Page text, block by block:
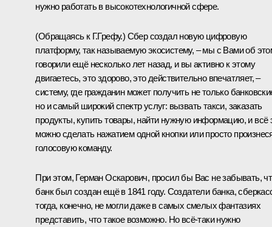
нужно работать в высокотехнологичной сфере.
(Обращаясь к Г.Грефу.) Сбер создал новую цифровую
платформу, так называемую экосистему, – мы с Вами об
говорили ещё несколько лет назад, и вы активно к этому
двигаетесь, это здорово, это действительно впечатляет, –
систему, где гражданин может получить не только
но и самый широкий спектр услуг: вызвать такси, заказать
продукты, купить товары, найти нужную информацию, и всё
можно сделать нажатием одной кнопки или просто
голосовую команду.
При этом, Герман Оскарович, просил бы Вас не забывать,
банк был создан ещё в 1841 году. Создатели банка,
тогда, конечно, не могли даже в самых смелых фантазиях
представить, что такое возможно. Но всё-таки нужно